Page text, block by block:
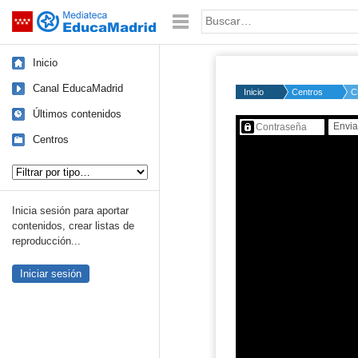
Saltar navegación Palabra o frase:
Inicio
Canal EducaMadrid
Últimos contenidos
Centros
Inicia sesión para aportar
contenidos, crear listas de
reproducción...
Iniciar sesión
Inicio Centros
Contenido protegido…